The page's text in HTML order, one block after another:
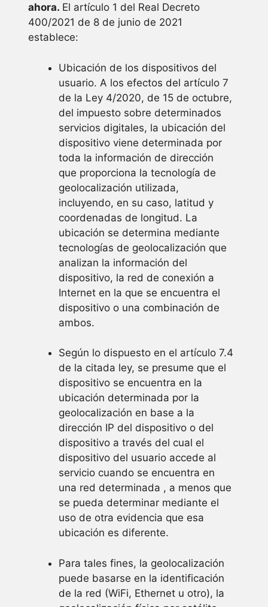
ahora. El artículo 1 del Real Decreto
400/2021 de 8 de junio de 2021
establece:
Ubicación de los dispositivos del
usuario. A los efectos del artículo 7
de la Ley 4/2020, de 15 de octubre,
del impuesto sobre determinados
servicios digitales, la ubicación del
dispositivo viene determinada por
toda la información de dirección
que proporciona la tecnología de
geolocalización utilizada,
incluyendo, en su caso, latitud y
coordenadas de longitud. La
ubicación se determina mediante
tecnologías de geolocalización que
analizan la información del
dispositivo, la red de conexión a
Internet en la que se encuentra el
dispositivo o una combinación de
ambos.
Según lo dispuesto en el artículo 7.4
de la citada ley, se presume que el
dispositivo se encuentra en la
ubicación determinada por la
geolocalización en base a la
dirección IP del dispositivo o del
dispositivo a través del cual el
dispositivo del usuario accede al
servicio cuando se encuentra en
una red determinada , a menos que
se pueda determinar mediante el
uso de otra evidencia que esa
ubicación es diferente.
Para tales fines, la geolocalización
puede basarse en la identificación
de la red (WiFi, Ethernet u otro), la